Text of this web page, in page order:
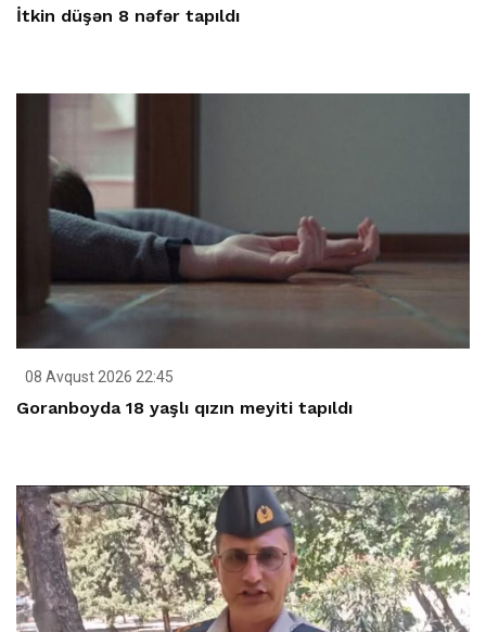
İtkin düşən 8 nəfər tapıldı
08 Avqust 2026 22:45
Goranboyda 18 yaşlı qızın meyiti tapıldı